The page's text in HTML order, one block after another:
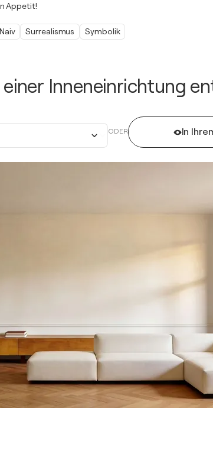
einer Inneneinrichtung
ODER In
Appetit!
Naiv Surrealismus Symbolik